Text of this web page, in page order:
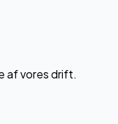
af vores drift.